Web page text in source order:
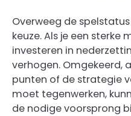
Overweeg de
keuze. Als je een sterke
investeren in
verhogen. Omgekeerd,
punten of de strategie
moet tegenwerken,
de nodige voorsprong